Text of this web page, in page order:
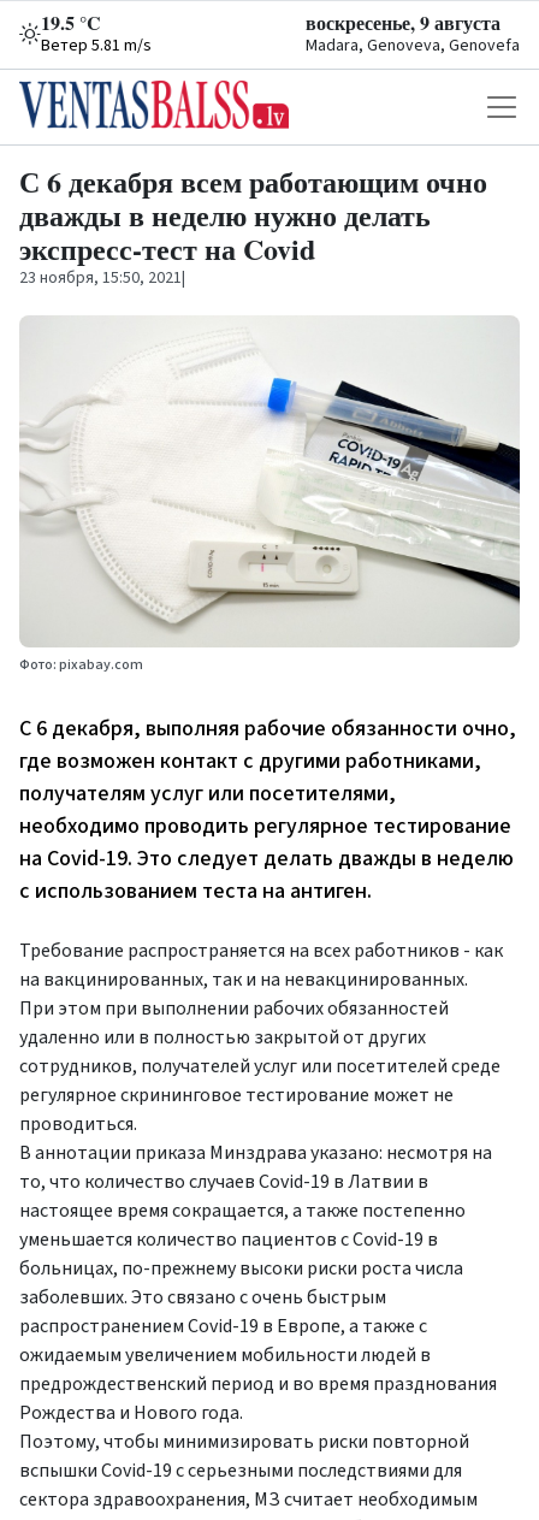
19.5 °C
Ветер 5.81 m/s
воскресенье, 9 августа
Madara, Genoveva, Genovefa
С 6 декабря всем работающим очно
дважды в неделю нужно делать
экспресс-тест на Covid
23 ноября, 15:50, 2021|
Фото: pixabay.com
С 6 декабря, выполняя рабочие обязанности очно,
где возможен контакт с другими работниками,
получателям услуг или посетителями,
необходимо проводить регулярное тестирование
на Covid-19. Это следует делать дважды в неделю
с использованием теста на антиген.
Требование распространяется на всех работников - как
на вакцинированных, так и на невакцинированных.
При этом при выполнении рабочих обязанностей
удаленно или в полностью закрытой от других
сотрудников, получателей услуг или посетителей среде
регулярное скрининговое тестирование может не
проводиться.
В аннотации приказа Минздрава указано: несмотря на
то, что количество случаев Covid-19 в Латвии в
настоящее время сокращается, а также постепенно
уменьшается количество пациентов с Covid-19 в
больницах, по-прежнему высоки риски роста числа
заболевших. Это связано с очень быстрым
распространением Covid-19 в Европе, а также с
ожидаемым увеличением мобильности людей в
предрождественский период и во время празднования
Рождества и Нового года.
Поэтому, чтобы минимизировать риски повторной
вспышки Covid-19 с серьезными последствиями для
сектора здравоохранения, МЗ считает необходимым